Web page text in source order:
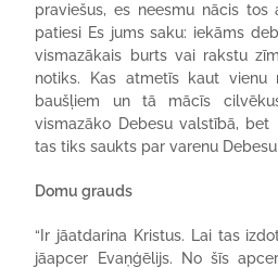
praviešus, es neesmu nācis
patiesi Es jums saku: iekāms
vismazākais burts vai rakstu
notiks. Kas atmetīs kaut vienu
baušļiem un tā mācīs
vismazāko Debesu valstībā,
tas tiks saukts par varenu Debesu
Domu grauds
“Ir jāatdarina Kristus. Lai tas
jāapcer Evaņģēlijs. No šīs